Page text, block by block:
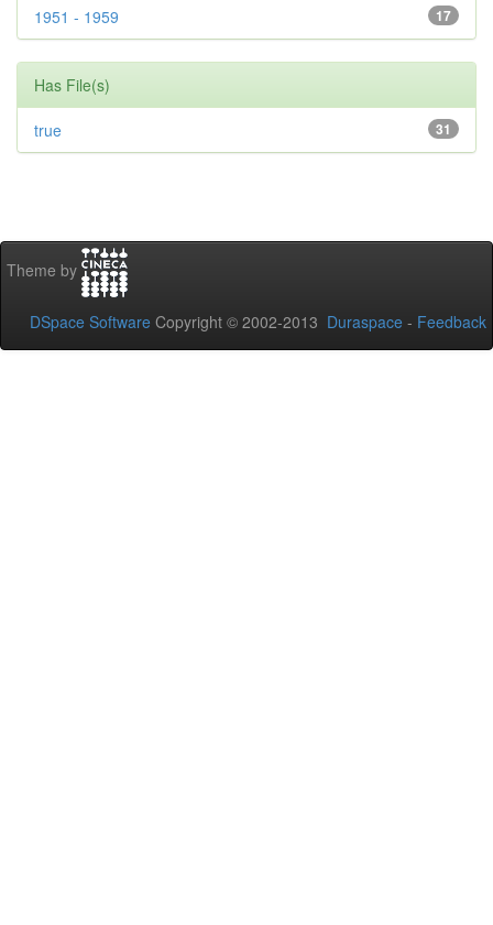
17
1951 - 1959
Has File(s)
31
true
Theme by
DSpace Software Copyright © 2002-2013 Duraspace - Feedback